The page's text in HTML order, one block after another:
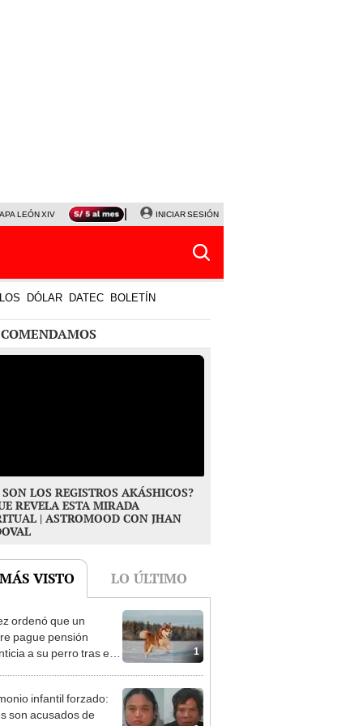
LEÓN XIV NALDY SALDAÑA LA BELLA LUZ
INICIAR SESIÓN
DÓLAR DATEC BOLETÍN
SON LOS REGISTROS AKÁSHICOS?
REVELA ESTA MIRADA
| ASTROMOOD CON JHAN
VISTO LO ÚLTIMO
1
ordenó que un
pague pensión
a su perro tras el
infantil forzado:
son acusados de